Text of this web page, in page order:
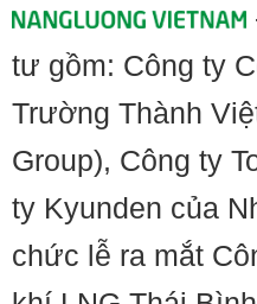
tư gồm: Công ty
Trường Thành
Group), Công ty
ty Kyunden của
chức lễ ra mắt